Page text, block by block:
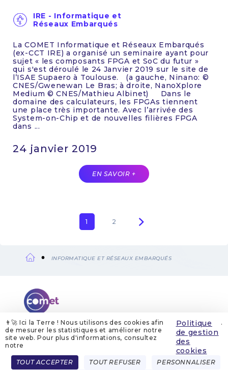
👨‍🚀 Ici la Terre ! Nous utilisons des cookies afin
de mesurer les statistiques et améliorer notre
site web. Pour plus d'informations, consultez
notre
Politique
de gestion
des
cookies
.
TOUT ACCEPTER TOUT REFUSER PERSONNALISER
24 janvier 2019
IRE - Informatique et
Réseaux Embarqués
La COMET Informatique et Réseaux Embarqués
(ex-CCT IRE) a organisé un seminaire ayant pour
sujet « les composants FPGA et SoC du futur »
qui s'est déroulé le 24 Janvier 2019 sur le site de
l’ISAE Supaero à Toulouse. (a gauche, Ninano: ©
CNES/Gwenewan Le Bras; à droite, NanoXplore
Medium © CNES/Mathieu Albinet) Dans le
domaine des calculateurs, les FPGAs tiennent
une place très importante. Avec l’arrivée des
System-on-Chip et de nouvelles filières FPGA
dans ...
EN SAVOIR +
Page
courante
1 Page
2
d'Ariane
INFORMATIQUE ET RÉSEAUX EMBARQUÉS
Menu
QUI SOMMES-NOUS
MENTIONS LÉGALES
GESTION DES COOKIES
POLITIQUE DE GESTION DES COOKIES
FRENCH ENGLISH